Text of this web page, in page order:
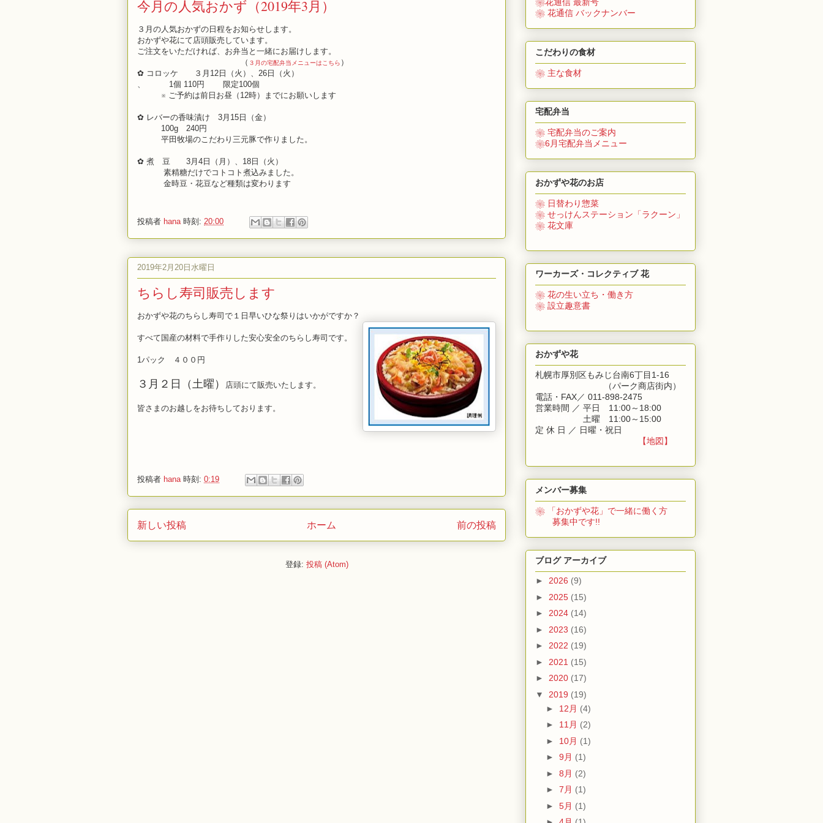
今月の人気おかず（2019年3月）
３月の人気おかずの日程をお知らせします。
おかずや花にて店頭販売しています。
ご注文をいただければ、お弁当と一緒にお届けします。
（ ３月の宅配弁当メニューはこちら ）
✿ コロッケ ３月12日（火）、26日（火）
、 1個 110円 限定100個
※ ご予約は前日お昼（12時）までにお願いします
✿ レバーの香味漬け 3月15日（金）
100g 240円
平田牧場のこだわり三元豚で作りました。
✿ 煮 豆 3月4日（月）、18日（火）
素精糖だけでコトコト煮込みました。
金時豆・花豆など種類は変わります
投稿者 hana 時刻: 20:00
2019年2月20日水曜日
ちらし寿司販売します
おかずや花のちらし寿司で１日早いひな祭りはいかがですか？
すべて国産の材料で手作りした安心安全のちらし寿司です。
1パック ４００円
３月２日（土曜） 店頭にて販売いたします。
皆さまのお越しをお待ちしております。
投稿者 hana 時刻: 0:19
新しい投稿 前の投稿
ホーム
登録: 投稿 (Atom)
❀花通信 最新号
❀ 花通信 バックナンバー
こだわりの食材
❀ 主な食材
宅配弁当
❀ 宅配弁当のご案内
❀6月宅配弁当メニュー
おかずや花のお店
❀ 日替わり惣菜
❀ せっけんステーション「ラクーン」
❀ 花文庫
ワーカーズ・コレクティブ 花
❀ 花の生い立ち・働き方
❀ 設立趣意書
おかずや花
札幌市厚別区もみじ台南6丁目1-16
（パーク商店街内）
電話・FAX／ 011-898-2475
営業時間 ／ 平日 11:00～18:00
土曜 11:00～15:00
定 休 日 ／ 日曜・祝日
【地図】
メンバー募集
❀ 「おかずや花」 で一緒に働く方
募集中です!!
ブログ アーカイブ
► 2026 (9)
► 2025 (15)
► 2024 (14)
► 2023 (16)
► 2022 (19)
► 2021 (15)
► 2020 (17)
▼ 2019 (19)
► 12月 (4)
► 11月 (2)
► 10月 (1)
► 9月 (1)
► 8月 (2)
► 7月 (1)
► 5月 (1)